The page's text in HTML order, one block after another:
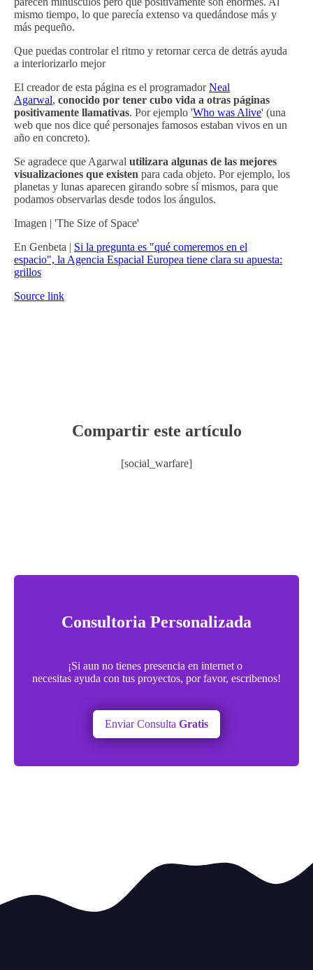
mismo tiempo, lo que parecía extenso va quedándose más y
más pequeño.
Que puedas controlar el ritmo y retornar cerca de detrás ayuda
a interiorizarlo mejor
El creador de esta página es el programadorNeal
Agarwal, conocido por tener cubo vida a otras páginas
positivamente llamativas. Por ejemplo 'Who was Alive' (una
web que nos dice qué personajes famosos estaban vivos en un
año en concreto).
Se agradece que Agarwal utilizara algunas de las mejores
visualizaciones que existen para cada objeto. Por ejemplo, los
planetas y lunas aparecen girando sobre sí mismos, para que
podamos observarlas desde todos los ángulos.
Imagen | 'The Size of Space'
En Genbeta | Si la pregunta es "qué comeremos en el
espacio", la Agencia Espacial Europea tiene clara su apuesta:
grillos
Source link
Compartir este artículo
[social_warfare]
Consultoria Personalizada
¡Si aun no tienes presencia en internet o
necesitas ayuda con tus proyectos, por favor, escribenos!
Enviar Consulta Gratis